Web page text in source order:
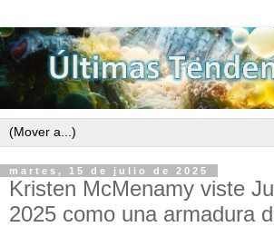
martes, 15 de julio de 2025
Kristen McMenamy viste
2025 como una armadura